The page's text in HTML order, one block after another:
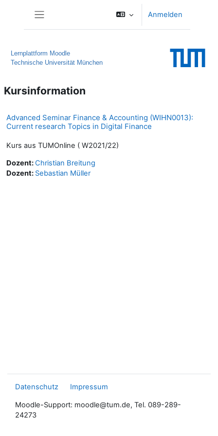
Anmelden
Lernplattform Moodle
Technische Universität München
Kursinformation
Advanced Seminar Finance & Accounting (WIHN0013):
Current research Topics in Digital Finance
Kurs aus TUMOnline ( W2021/22)
Dozent:Christian Breitung
Dozent: Sebastian Müller
Datenschutz Impressum
Moodle-Support: moodle@tum.de, Tel. 089-289-
24273